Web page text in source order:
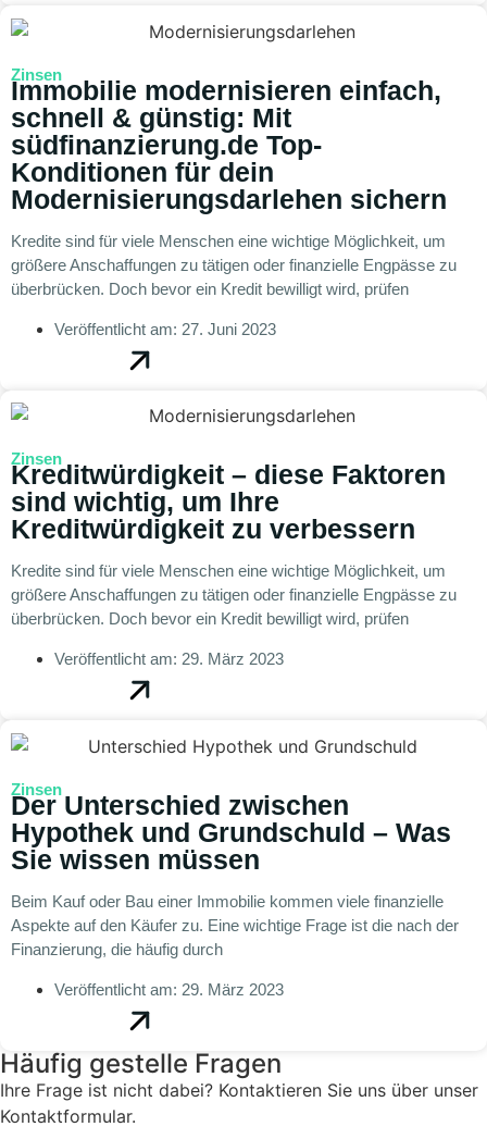
Zinsen
Immobilie modernisieren einfach,
schnell & günstig: Mit
südfinanzierung.de Top-
Konditionen für dein
Modernisierungsdarlehen sichern
Kredite sind für viele Menschen eine wichtige Möglichkeit, um
größere Anschaffungen zu tätigen oder finanzielle Engpässe zu
überbrücken. Doch bevor ein Kredit bewilligt wird, prüfen
Veröffentlicht am: 27. Juni 2023
Zinsen
Kreditwürdigkeit – diese Faktoren
sind wichtig, um Ihre
Kreditwürdigkeit zu verbessern
Kredite sind für viele Menschen eine wichtige Möglichkeit, um
größere Anschaffungen zu tätigen oder finanzielle Engpässe zu
überbrücken. Doch bevor ein Kredit bewilligt wird, prüfen
Veröffentlicht am: 29. März 2023
Zinsen
Der Unterschied zwischen
Hypothek und Grundschuld – Was
Sie wissen müssen
Beim Kauf oder Bau einer Immobilie kommen viele finanzielle
Aspekte auf den Käufer zu. Eine wichtige Frage ist die nach der
Finanzierung, die häufig durch
Veröffentlicht am: 29. März 2023
Häufig gestelle Fragen
Ihre Frage ist nicht dabei? Kontaktieren Sie uns über unser
Kontaktformular.